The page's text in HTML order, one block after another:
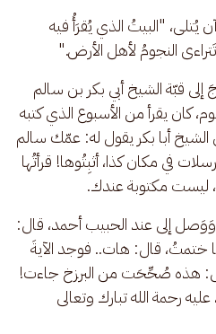
يُتلى، "البيتُ الذي يُقرَأُ فيه
النجومُ لأهل الأرض."
قبّة الشيخ أبي بكر بن سالم
كان يقرأ من الأسبوع الذي كتبه
الشيخ أبا بكر يقول له: عمّك سالم
في مكان كذا، أثبِتُوها! قرأتُها
ليست مكتوبة عندك.
وَوَصل إلى عند الحبيب أحمد، قال:
ختمتُ، قال: هات.. فوجد الآيةَ
هذه صُحِّحَت من البرزخ جاءت!
رحمة الله تبارك وتعالى